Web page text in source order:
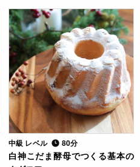
中級 レベル 80分
白神こだま酵母でつくる基本の